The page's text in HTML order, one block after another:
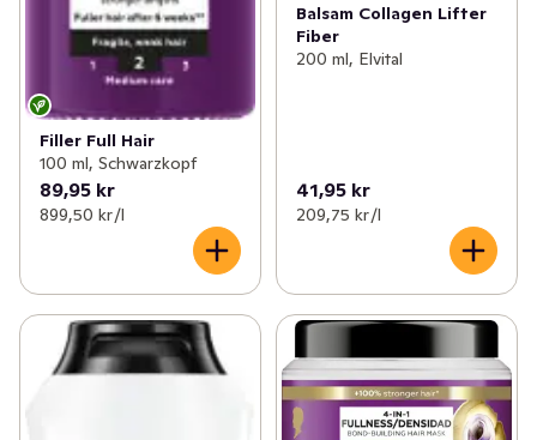
Filler Full Hair
100 ml, Schwarzkopf
89,95 kr
899,50 kr /l
Balsam Collagen Lifter
Fiber
200 ml, Elvital
41,95 kr
209,75 kr /l